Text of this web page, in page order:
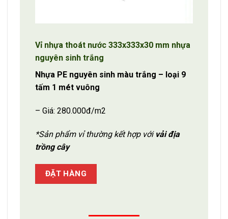
Vỉ nhựa thoát nước 333x333x30 mm nhựa
nguyên sinh trắng
Nhựa PE nguyên sinh màu trắng – loại 9
tấm 1 mét vuông
– Giá: 280.000đ/m2
*Sản phẩm vỉ thường kết hợp với vải địa
trồng cây
ĐẶT HÀNG